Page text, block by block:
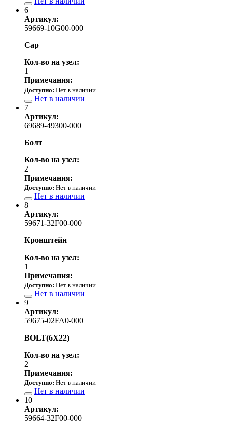
6
Артикул:
59669-10G00-000
Cap
Кол-во на узел:
1
Примечания:
Доступно: Нет в наличии
Нет в наличии
7
Артикул:
69689-49300-000
Болт
Кол-во на узел:
2
Примечания:
Доступно: Нет в наличии
Нет в наличии
8
Артикул:
59671-32F00-000
Кронштейн
Кол-во на узел:
1
Примечания:
Доступно: Нет в наличии
Нет в наличии
9
Артикул:
59675-02FA0-000
BOLT(6X22)
Кол-во на узел:
2
Примечания:
Доступно: Нет в наличии
Нет в наличии
10
Артикул:
59664-32F00-000